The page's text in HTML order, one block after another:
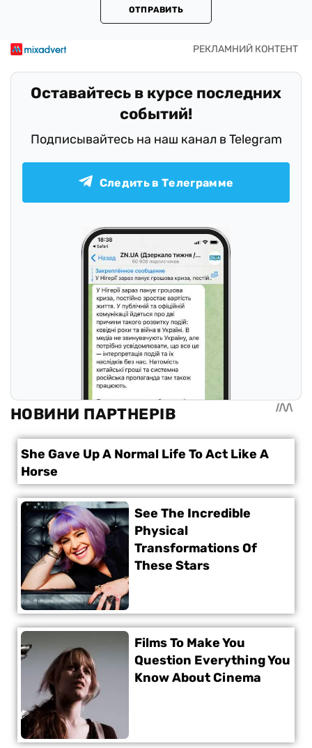
ОТПРАВИТЬ
Оставайтесь в курсе последних
событий!
Подписывайтесь на наш канал в Telegram
Следить в Телеграмме